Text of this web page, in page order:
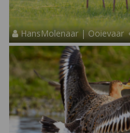
HansMolenaar | Ooievaar